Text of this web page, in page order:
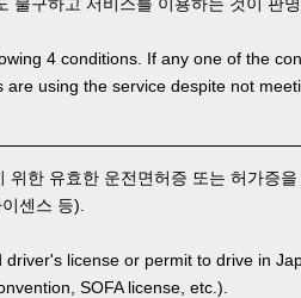
4 conditions. If any one of the
using the service despite not
위한 유효한 운전면허증 또는 허가증
센스 등).
driver's license or permit to drive in
SOFA license, etc.).